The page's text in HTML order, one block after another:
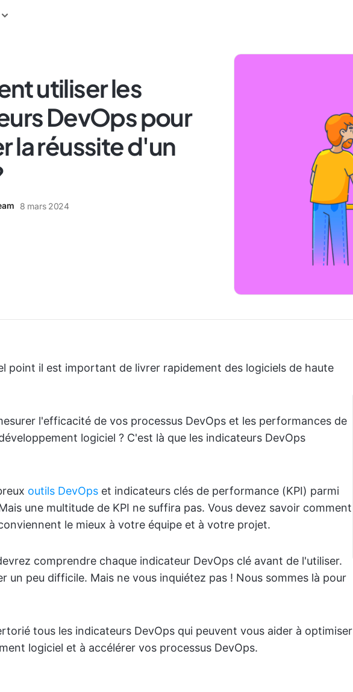
utiliser les
DevOps pour
la réussite d'un
8 mars 2024
point il est important de livrer rapidement des logiciels de haute
l'efficacité de vos processus DevOps et les performances de
logiciel ? C'est là que les indicateurs DevOps
outils DevOps et indicateurs clés de performance (KPI) parmi
une multitude de KPI ne suffira pas. Vous devez savoir comment
le mieux à votre équipe et à votre projet.
comprendre chaque indicateur DevOps clé avant de l'utiliser.
un peu difficile. Mais ne vous inquiétez pas ! Nous sommes là pour
tous les indicateurs DevOps qui peuvent vous aider à optimiser
logiciel et à accélérer vos processus DevOps.